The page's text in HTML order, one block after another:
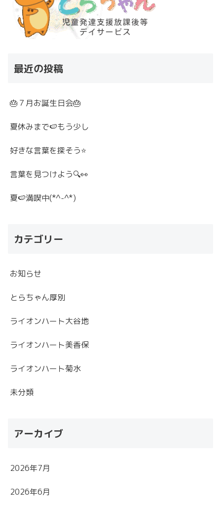
最近の投稿
🎂７月お誕生日会🎂
夏休みまで🍉もう少し
好きな言葉を探そう⭐
言葉を見つけよう🔍👀
夏🍉満喫中(*^-^*)
カテゴリー
お知らせ
とらちゃん厚別
ライオンハート大谷地
ライオンハート美香保
ライオンハート菊水
未分類
アーカイブ
2026年7月
2026年6月